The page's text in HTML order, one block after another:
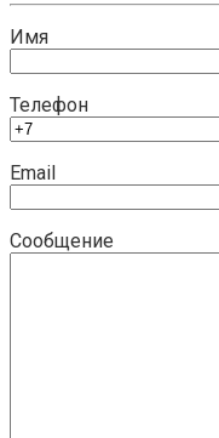
Имя
Телефон
Email
Сообщение